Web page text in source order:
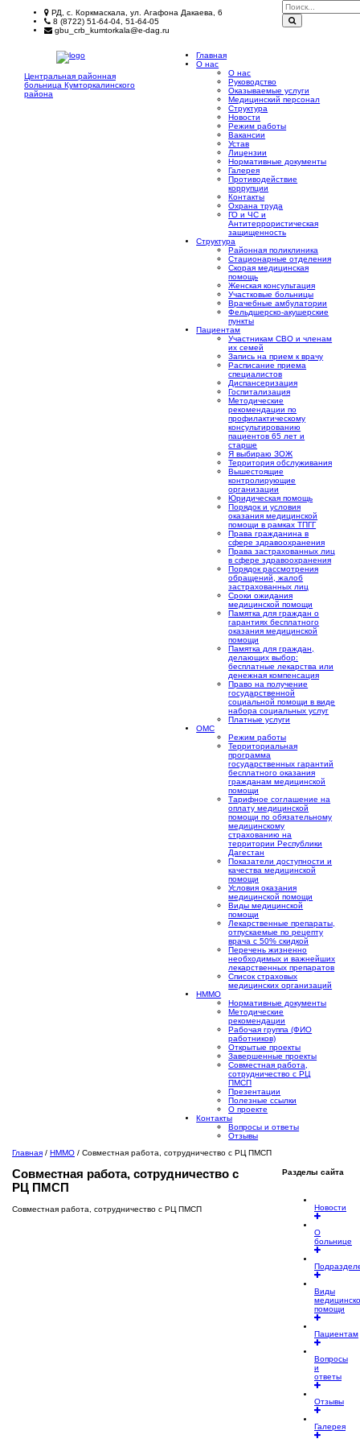
РД, с. Коркмаскала, ул. Агафона Дакаева, 6
8 (8722) 51-64-04, 51-64-05
gbu_crb_kumtorkala@e-dag.ru
Центральная районная
больница Кумторкалинского
района
Главная
О нас
О нас
Руководство
Оказываемые услуги
Медицинский персонал
Структура
Новости
Режим работы
Вакансии
Устав
Лицензии
Нормативные документы
Галерея
Противодействие
коррупции
Контакты
Охрана труда
ГО и ЧС и
Антитеррористическая
защищенность
Структура
Районная поликлиника
Стационарные отделения
Скорая медицинская
помощь
Женская консультация
Участковые больницы
Врачебные амбулатории
Фельдшерско-акушерские
пункты
Пациентам
Участникам СВО и членам
их семей
Запись на прием к врачу
Расписание приема
специалистов
Диспансеризация
Госпитализация
Методические
рекомендации по
профилактическому
консультированию
пациентов 65 лет и
старше
Я выбираю ЗОЖ
Территория обслуживания
Вышестоящие
контролирующие
организации
Юридическая помощь
Порядок и условия
оказания медицинской
помощи в рамках ТПГГ
Права гражданина в
сфере здравоохранения
Права застрахованных лиц
в сфере здравоохранения
Порядок рассмотрения
обращений, жалоб
застрахованных лиц
Сроки ожидания
медицинской помощи
Памятка для граждан о
гарантиях бесплатного
оказания медицинской
помощи
Памятка для граждан,
делающих выбор:
бесплатные лекарства или
денежная компенсация
Право на получение
государственной
социальной помощи в виде
набора социальных услуг
Платные услуги
ОМС
Режим работы
Территориальная
программа
государственных гарантий
бесплатного оказания
гражданам медицинской
помощи
Тарифное соглашение на
оплату медицинской
помощи по обязательному
медицинскому
страхованию на
территории Республики
Дагестан
Показатели доступности и
качества медицинской
помощи
Условия оказания
медицинской помощи
Виды медицинской
помощи
Лекарственные препараты,
отпускаемые по рецепту
врача с 50% скидкой
Перечень жизненно
необходимых и важнейших
лекарственных препаратов
Список страховых
медицинских организаций
НММО
Нормативные документы
Методические
рекомендации
Рабочая группа (ФИО
работников)
Открытые проекты
Завершенные проекты
Совместная работа,
сотрудничество с РЦ
ПМСП
Презентации
Полезные ссылки
О проекте
Контакты
Вопросы и ответы
Отзывы
Главная / НММО / Совместная работа, сотрудничество с РЦ ПМСП
Совместная работа, сотрудничество с
РЦ ПМСП
Совместная работа, сотрудничество с РЦ ПМСП
Разделы сайта
Новости
О
больнице
Виды
помощи
Пациентам
Вопросы
и
ответы
Отзывы
Галерея